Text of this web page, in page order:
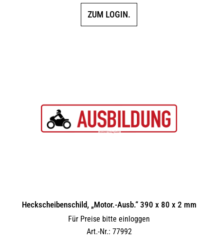
ZUM LOGIN.
Heckscheibenschild, „Motor.-Ausb.“ 390 x 80 x 2 mm
Für Preise bitte einloggen
Art.-Nr.: 77992